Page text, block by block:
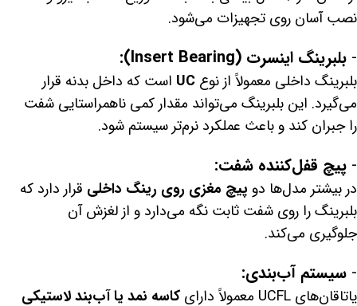
نصب آسان روی تجهیزات می‌شود.
-بلبرینگ اینسرت (Insert Bearing):
بلبرینگ داخلی معمولاً از نوعUC است که داخل بدنه قرار
می‌گیرد. این بلبرینگ می‌تواند مقدار کمی ناهمراستایی شفت
را جبران کند و باعث عملکرد نرم‌تر سیستم شود.
-پیچ قفل‌کننده شفت:
در بیشتر مدل‌ها دو پیچ مغزی روی رینگ داخلی قرار دارد که
بلبرینگ را روی شفت ثابت نگه می‌دارد و از لغزش آن
جلوگیری می‌کند.
-سیستم آب‌بندی:
یاتاقان‌های UCFL معمولاً دارای کاسه نمد یا آب‌بند لاستیکی